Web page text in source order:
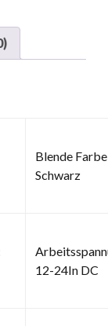
Blende
Schwarz
12-24In DC